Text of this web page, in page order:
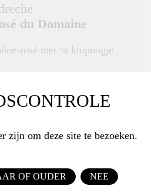
du Domaine
rosé met ‘n knipoogje
Mourvedre
€ 14,25
zijn om deze site te bezoeken.
OF OUDER NEE